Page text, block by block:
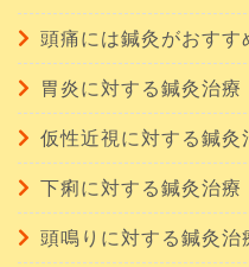
頭痛には鍼灸がおすす
胃炎に対する鍼灸治療
仮性近視に対する鍼灸
下痢に対する鍼灸治療
頭鳴りに対する鍼灸治